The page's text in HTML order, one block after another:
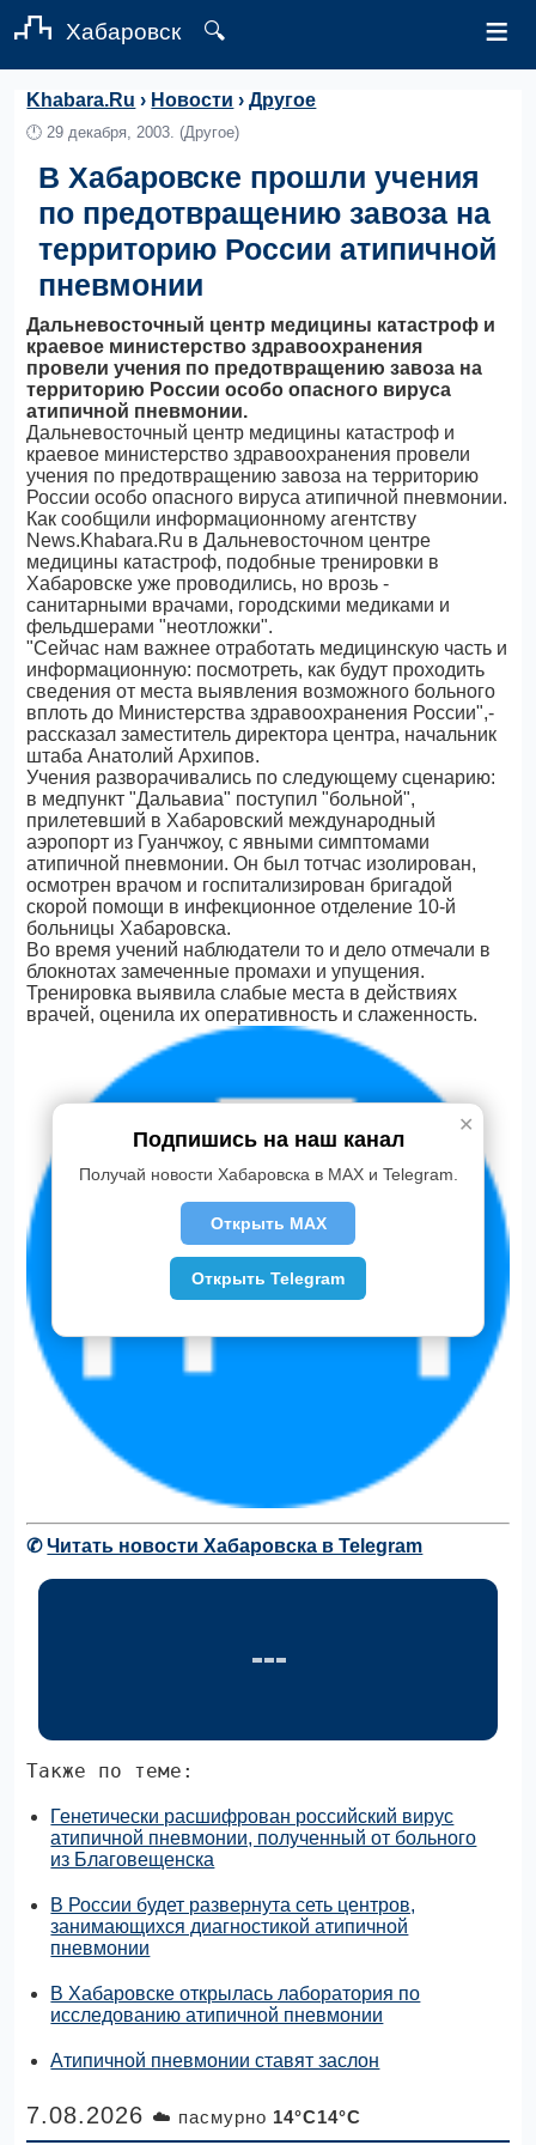
Хабаровск 🔍 ≡
Khabara.Ru › Новости ›Другое
🕛29 декабря, 2003. (Другое)
В Хабаровске прошли учения
по предотвращению завоза на
территорию России атипичной
пневмонии
Дальневосточный центр медицины катастроф и
краевое министерство здравоохранения
провели учения по предотвращению завоза на
территорию России особо опасного вируса
атипичной пневмонии.
Дальневосточный центр медицины катастроф и
краевое министерство здравоохранения провели
учения по предотвращению завоза на территорию
России особо опасного вируса атипичной пневмонии.
Как сообщили информационному агентству
News.Khabara.Ru в Дальневосточном центре
медицины катастроф, подобные тренировки в
Хабаровске уже проводились, но врозь -
санитарными врачами, городскими медиками и
фельдшерами "неотложки".
"Сейчас нам важнее отработать медицинскую часть и
информационную: посмотреть, как будут проходить
сведения от места выявления возможного больного
вплоть до Министерства здравоохранения России",-
рассказал заместитель директора центра, начальник
штаба Анатолий Архипов.
Учения разворачивались по следующему сценарию:
в медпункт "Дальавиа" поступил "больной",
прилетевший в Хабаровский международный
аэропорт из Гуанчжоу, с явными симптомами
атипичной пневмонии. Он был тотчас изолирован,
осмотрен врачом и госпитализирован бригадой
скорой помощи в инфекционное отделение 10-й
больницы Хабаровска.
Во время учений наблюдатели то и дело отмечали в
блокнотах замеченные промахи и упущения.
Тренировка выявила слабые места в действиях
врачей, оценила их оперативность и слаженность.
✆Читать новости Хабаровска в Telegram
Также по теме:
Генетически расшифрован российский вирус
атипичной пневмонии, полученный от больного
из Благовещенска
В России будет развернута сеть центров,
занимающихся диагностикой атипичной
пневмонии
В Хабаровске открылась лаборатория по
исследованию атипичной пневмонии
Атипичной пневмонии ставят заслон
✕
Подпишись на наш канал
Получай новости Хабаровска в MAX и Telegram.
Открыть MAX
Открыть Telegram
7.08.2026 ☁️ пасмурно 14°C14°C